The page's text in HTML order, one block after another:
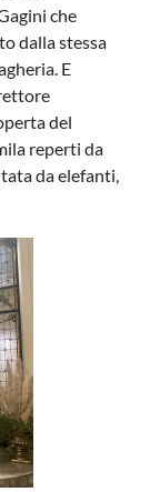
che
dalla stessa
E
del
reperti da
da elefanti,